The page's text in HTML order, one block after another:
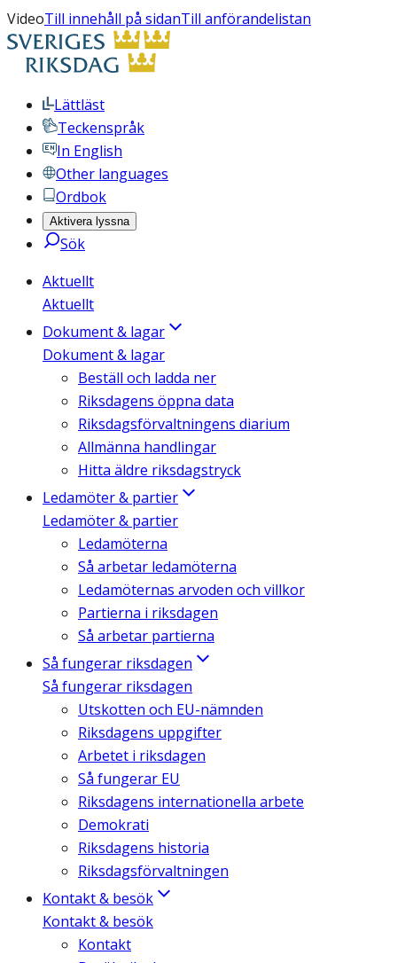
VideoTill innehåll på sidanTill anförandelistan
Lättläst
Teckenspråk
In English
Other languages
Ordbok
Aktivera lyssna
Sök
Aktuellt
Aktuellt
Dokument & lagar
Dokument & lagar
Beställ och ladda ner
Riksdagens öppna data
Riksdagsförvaltningens diarium
Allmänna handlingar
Hitta äldre riksdagstryck
Ledamöter & partier
Ledamöter & partier
Ledamöterna
Så arbetar ledamöterna
Ledamöternas arvoden och villkor
Partierna i riksdagen
Så arbetar partierna
Så fungerar riksdagen
Så fungerar riksdagen
Utskotten och EU-nämnden
Riksdagens uppgifter
Arbetet i riksdagen
Så fungerar EU
Riksdagens internationella arbete
Demokrati
Riksdagens historia
Riksdagsförvaltningen
Kontakt & besök
Kontakt & besök
Kontakt